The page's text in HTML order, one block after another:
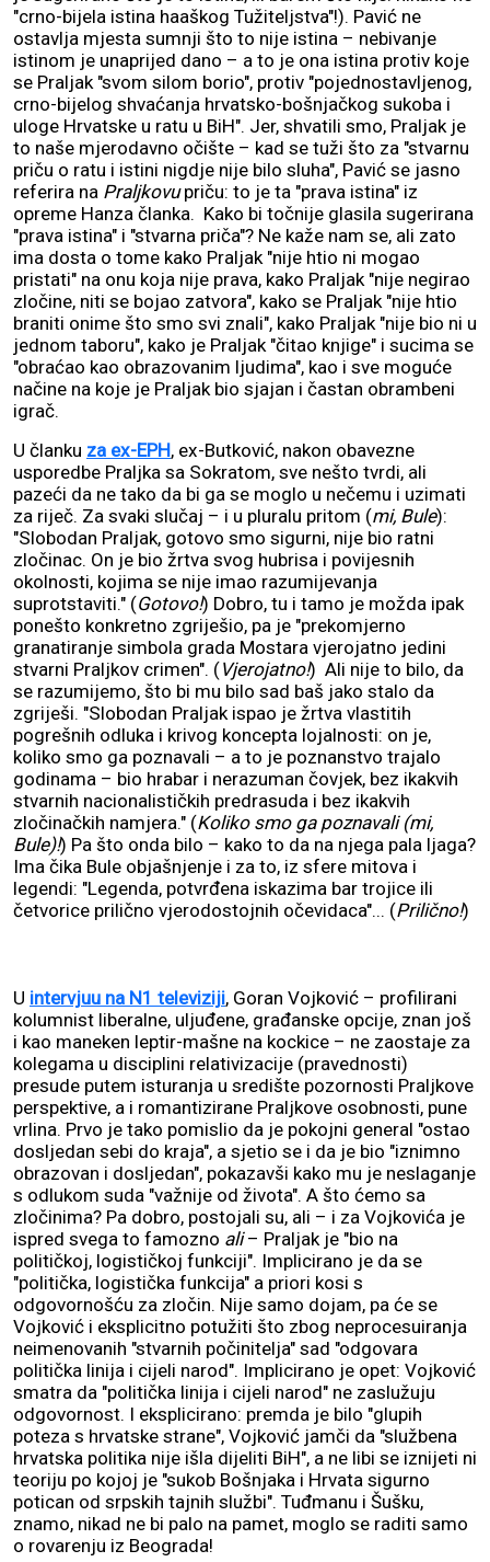
"crno-bijela istina haaškog Tužiteljstva"!). Pavić ne
ostavlja mjesta sumnji što to nije istina – nebivanje
istinom je unaprijed dano – a to je ona istina protiv koje
se Praljak "svom silom borio", protiv "pojednostavljenog,
crno-bijelog shvaćanja hrvatsko-bošnjačkog sukoba i
uloge Hrvatske u ratu u BiH". Jer, shvatili smo, Praljak je
to naše mjerodavno očište – kad se tuži što za "stvarnu
priču o ratu i istini nigdje nije bilo sluha", Pavić se jasno
referira na Praljkovupriču: to je ta "prava istina" iz
opreme Hanza članka. Kako bi točnije glasila sugerirana
"prava istina" i "stvarna priča"? Ne kaže nam se, ali zato
ima dosta o tome kako Praljak "nije htio ni mogao
pristati" na onu koja nije prava, kako Praljak "nije negirao
zločine, niti se bojao zatvora", kako se Praljak "nije htio
braniti onime što smo svi znali", kako Praljak "nije bio ni u
jednom taboru", kako je Praljak "čitao knjige" i sucima se
"obraćao kao obrazovanim ljudima", kao i sve moguće
načine na koje je Praljak bio sjajan i častan obrambeni
igrač.
U članku za ex-EPH, ex-Butković, nakon obavezne
usporedbe Praljka sa Sokratom, sve nešto tvrdi, ali
pazeći da ne tako da bi ga se moglo u nečemu i uzimati
za riječ. Za svaki slučaj – i u pluralu pritom (mi, Bule):
"Slobodan Praljak, gotovo smo sigurni, nije bio ratni
zločinac. On je bio žrtva svog hubrisa i povijesnih
okolnosti, kojima se nije imao razumijevanja
suprotstaviti." (Gotovo!) Dobro, tu i tamo je možda ipak
ponešto konkretno zgriješio, pa je "prekomjerno
granatiranje simbola grada Mostara vjerojatno jedini
stvarni Praljkov crimen". (Vjerojatno!) Ali nije to bilo, da
se razumijemo, što bi mu bilo sad baš jako stalo da
zgriješi. "Slobodan Praljak ispao je žrtva vlastitih
pogrešnih odluka i krivog koncepta lojalnosti: on je,
koliko smo ga poznavali – a to je poznanstvo trajalo
godinama – bio hrabar i nerazuman čovjek, bez ikakvih
stvarnih nacionalističkih predrasuda i bez ikakvih
zločinačkih namjera." (Koliko smo ga poznavali (mi,
Bule)!) Pa što onda bilo – kako to da na njega pala ljaga?
Ima čika Bule objašnjenje i za to, iz sfere mitova i
legendi: "Legenda, potvrđena iskazima bar trojice ili
četvorice prilično vjerodostojnih očevidaca"... (Prilično!)
U intervjuu na N1 televiziji, Goran Vojković – profilirani
kolumnist liberalne, uljuđene, građanske opcije, znan još
i kao maneken leptir-mašne na kockice – ne zaostaje za
kolegama u disciplini relativizacije (pravednosti)
presude putem isturanja u središte pozornosti Praljkove
perspektive, a i romantizirane Praljkove osobnosti, pune
vrlina. Prvo je tako pomislio da je pokojni general "ostao
dosljedan sebi do kraja", a sjetio se i da je bio "iznimno
obrazovan i dosljedan", pokazavši kako mu je neslaganje
s odlukom suda "važnije od života". A što ćemo sa
zločinima? Pa dobro, postojali su, ali – i za Vojkovića je
ispred svega to famozno ali– Praljak je "bio na
političkoj, logističkoj funkciji". Implicirano je da se
"politička, logistička funkcija" a priori kosi s
odgovornošću za zločin. Nije samo dojam, pa će se
Vojković i eksplicitno potužiti što zbog neprocesuiranja
neimenovanih "stvarnih počinitelja" sad "odgovara
politička linija i cijeli narod". Implicirano je opet: Vojković
smatra da "politička linija i cijeli narod" ne zaslužuju
odgovornost. I eksplicirano: premda je bilo "glupih
poteza s hrvatske strane", Vojković jamči da "službena
hrvatska politika nije išla dijeliti BiH", a ne libi se iznijeti ni
teoriju po kojoj je "sukob Bošnjaka i Hrvata sigurno
potican od srpskih tajnih službi". Tuđmanu i Šušku,
znamo, nikad ne bi palo na pamet, moglo se raditi samo
o rovarenju iz Beograda!